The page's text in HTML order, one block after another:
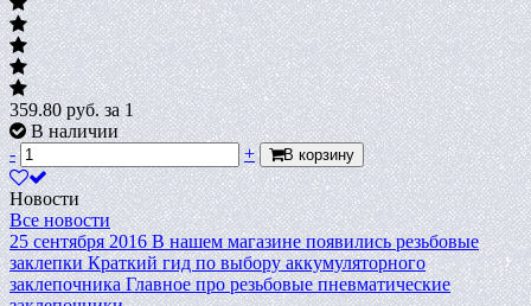
359.80руб.за 1
В наличии
-
+ В корзину
Новости
Все новости
25 сентября 2016 В нашем магазине появились резьбовые
заклепки Краткий гид по выбору аккумуляторного
заклепочника Главное про резьбовые пневматические